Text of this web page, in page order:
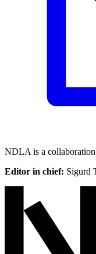
NDLA is a
Editor in chief: Sigurd